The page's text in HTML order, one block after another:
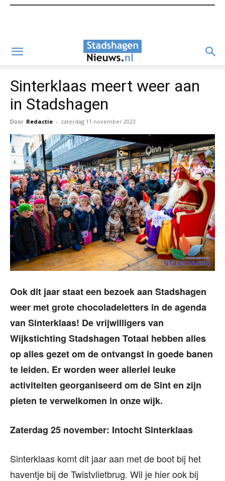
Sinterklaas meert weer aan
in Stadshagen
Door Redactie - zaterdag 11 november 2023
Ook dit jaar staat een bezoek aan Stadshagen
weer met grote chocoladeletters in de agenda
van Sinterklaas! De vrijwilligers van
Wijkstichting Stadshagen Totaal hebben alles
op alles gezet om de ontvangst in goede banen
te leiden. Er worden weer allerlei leuke
activiteiten georganiseerd om de Sint en zijn
pieten te verwelkomen in onze wijk.
Zaterdag 25 november: Intocht Sinterklaas
Sinterklaas komt dit jaar aan met de boot bij het
haventje bij de Twistvlietbrug. Wil je hier ook bij